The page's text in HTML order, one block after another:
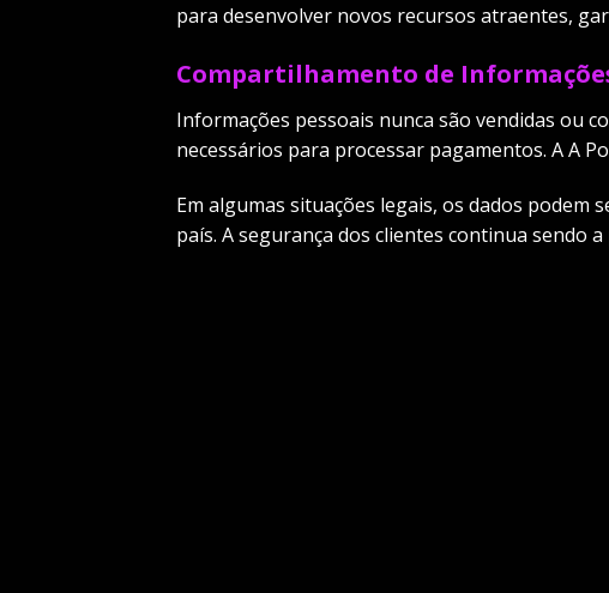
para desenvolver novos recursos atraentes,
Compartilhamento de
Informações pessoais nunca são vendidas ou
necessários para processar pagamentos. A A
Em algumas situações legais, os dados
país. A segurança dos clientes continua sendo